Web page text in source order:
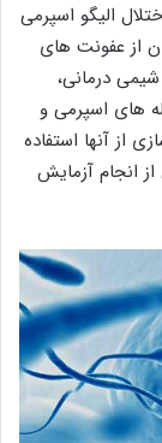
الیگو اسپرمی
از عفونت های
شیمی درمانی،
های اسپرمی و
از آنها استفاده
انجام آزمایش